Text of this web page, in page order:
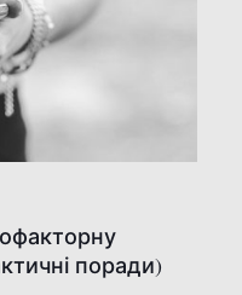
поради)